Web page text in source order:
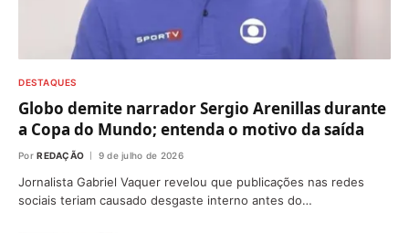
DESTAQUES
Globo demite narrador Sergio Arenillas durante
a Copa do Mundo; entenda o motivo da saída
Por REDAÇÃO 9 de julho de 2026
Jornalista Gabriel Vaquer revelou que publicações nas redes
sociais teriam causado desgaste interno antes do…